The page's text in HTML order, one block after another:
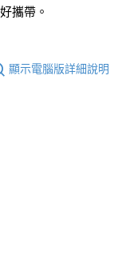
攜帶。
顯示電腦版詳細說明